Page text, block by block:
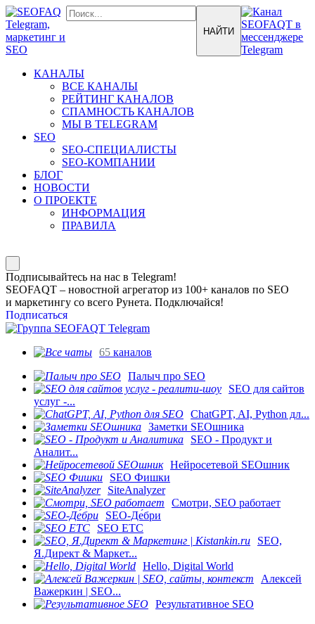
КАНАЛЫ
ВСЕ КАНАЛЫ
РЕЙТИНГ КАНАЛОВ
СПАМНОСТЬ КАНАЛОВ
МЫ В TELEGRAM
SEO
SEO-СПЕЦИАЛИСТЫ
SEO-КОМПАНИИ
БЛОГ
НОВОСТИ
О ПРОЕКТЕ
ИНФОРМАЦИЯ
ПРАВИЛА
Подписывайтесь на нас в Telegram!
SEOFAQT – новостной агрегатор из 100+ каналов по SEO
и маркетингу со всего Рунета. Подключайся!
Подписаться
65 каналов
Палыч про SEO
SEO для сайтов
услуг -...
ChatGPT, AI, Python дл...
Заметки SEOшника
SEO - Продукт и
Аналит...
Нейросетевой SEOшник
SEO Фишки
SiteAnalyzer
Смотри, SEO работает
SEO-Де́бри
SEO ETC
SEO,
Я.Директ & Маркет...
Hello, Digital World
Алексей
Важеркин | SEO...
Результативное SEO